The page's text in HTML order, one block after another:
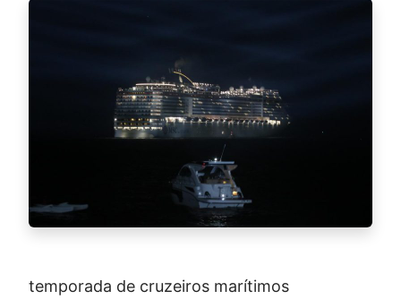
temporada de cruzeiros marítimos